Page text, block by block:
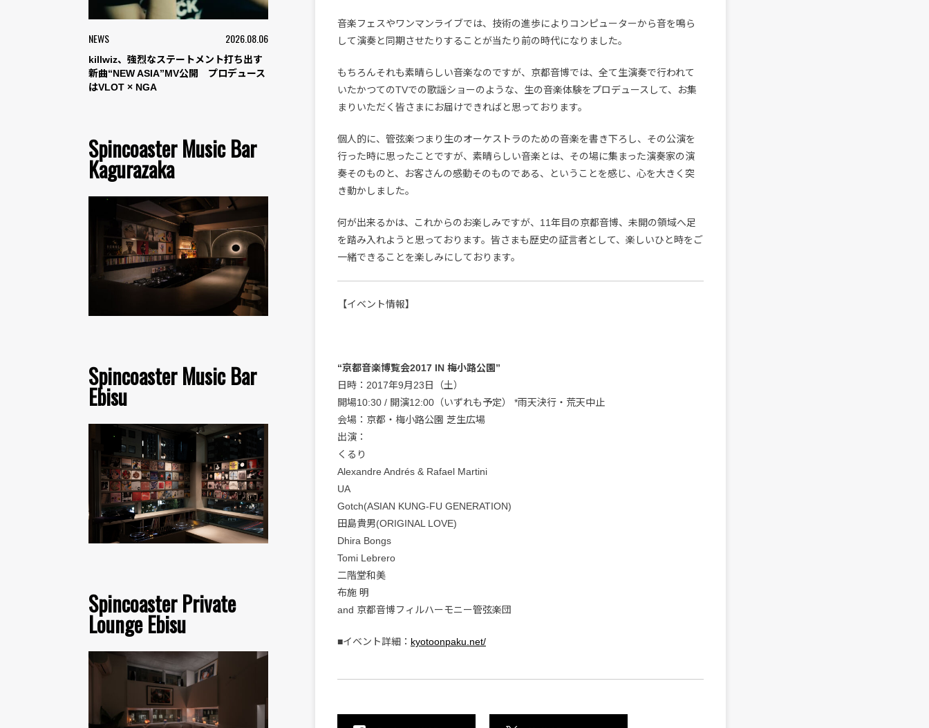
NEWS 2026.08.06
killwiz、強烈なステートメント打ち出す
新曲“NEW ASIA”MV公開 プロデュース
はVLOT × NGA
Spincoaster Music Bar
Kagurazaka
Spincoaster Music Bar
Ebisu
Spincoaster Private
Lounge Ebisu
音楽フェスやワンマンライブでは、技術の進歩によりコンピューターから音を鳴ら
して演奏と同期させたりすることが当たり前の時代になりました。
もちろんそれも素晴らしい音楽なのですが、京都音博では、全て生演奏で行われて
いたかつてのTVでの歌謡ショーのような、生の音楽体験をプロデュースして、お集
まりいただく皆さまにお届けできればと思っております。
個人的に、管弦楽つまり生のオーケストラのための音楽を書き下ろし、その公演を
行った時に思ったことですが、素晴らしい音楽とは、その場に集まった演奏家の演
奏そのものと、お客さんの感動そのものである、ということを感じ、心を大きく突
き動かしました。
何が出来るかは、これからのお楽しみですが、11年目の京都音博、未開の領域へ足
を踏み入れようと思っております。皆さまも歴史の証言者として、楽しいひと時をご
一緒できることを楽しみにしております。
【イベント情報】
“京都音楽博覧会2017 IN 梅小路公園”
日時：2017年9月23日（土）
開場10:30 / 開演12:00（いずれも予定） *雨天決行・荒天中止
会場：京都・梅小路公園 芝生広場
出演：
くるり
Alexandre Andrés & Rafael Martini
UA
Gotch(ASIAN KUNG-FU GENERATION)
田島貴男(ORIGINAL LOVE)
Dhira Bongs
Tomi Lebrero
二階堂和美
布施 明
and 京都音博フィルハーモニー管弦楽団
■イベント詳細： kyotoonpaku.net/